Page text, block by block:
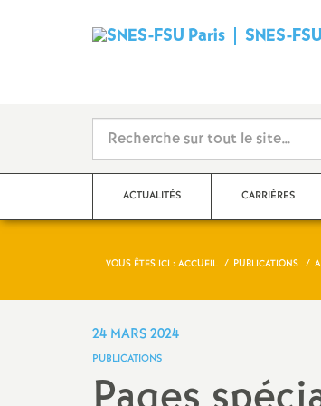
SNES-
ACTUALITÉS
actions
Collège
CARRIÈRES
VOUS ÊTES ICI : ACCUEIL PUBLICATIONS
24 MARS 2024
PUBLICATIONS